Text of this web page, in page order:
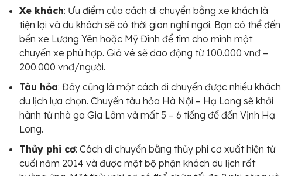
Xe khách: Ưu điểm của cách di chuyển bằng xe khách là
tiện lợi và du khách sẽ có thời gian nghỉ ngơi. Bạn có thể đến
bến xe Lương Yên hoặc Mỹ Đình để tìm cho mình một
chuyến xe phù hợp. Giá vé sẽ dao động từ 100.000 vnđ –
200.000 vnđ/người.
Tàu hỏa: Đây cũng là một cách di chuyển được nhiều khách
du lịch lựa chọn. Chuyến tàu hỏa Hà Nội – Hạ Long sẽ khởi
hành từ nhà ga Gia Lâm và mất 5 – 6 tiếng để đến Vịnh Hạ
Long.
Thủy phi cơ: Cách di chuyển bằng thủy phi cơ xuất hiện từ
cuối năm 2014 và được một bộ phận khách du lịch rất